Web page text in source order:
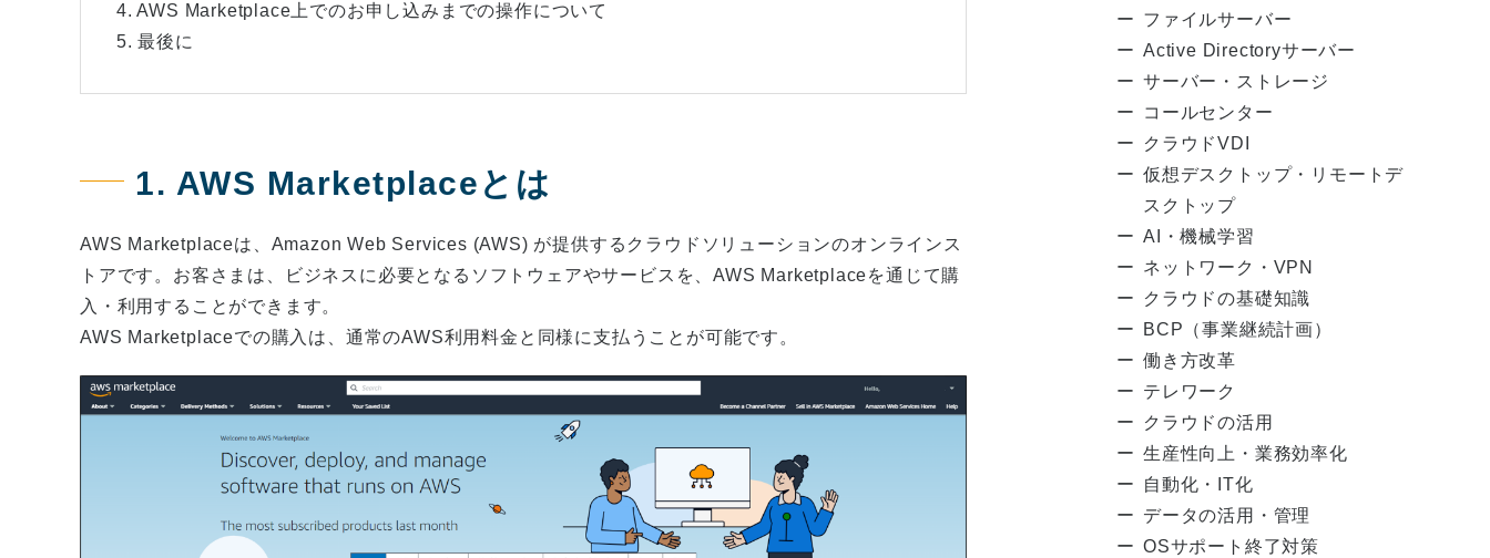
4. AWS Marketplace上でのお申し込みまでの操作について
5. 最後に
1. AWS Marketplaceとは
AWS Marketplaceは、Amazon Web Services (AWS) が提供するクラウドソリューションのオンラインス
トアです。お客さまは、ビジネスに必要となるソフトウェアやサービスを、AWS Marketplaceを通じて購
入・利用することができます。
AWS Marketplaceでの購入は、通常のAWS利用料金と同様に支払うことが可能です。
ファイルサーバー
Active Directoryサーバー
サーバー・ストレージ
コールセンター
クラウドVDI
仮想デスクトップ・リモートデ
スクトップ
AI・機械学習
ネットワーク・VPN
クラウドの基礎知識
BCP（事業継続計画）
働き方改革
テレワーク
クラウドの活用
生産性向上・業務効率化
自動化・IT化
データの活用・管理
OSサポート終了対策